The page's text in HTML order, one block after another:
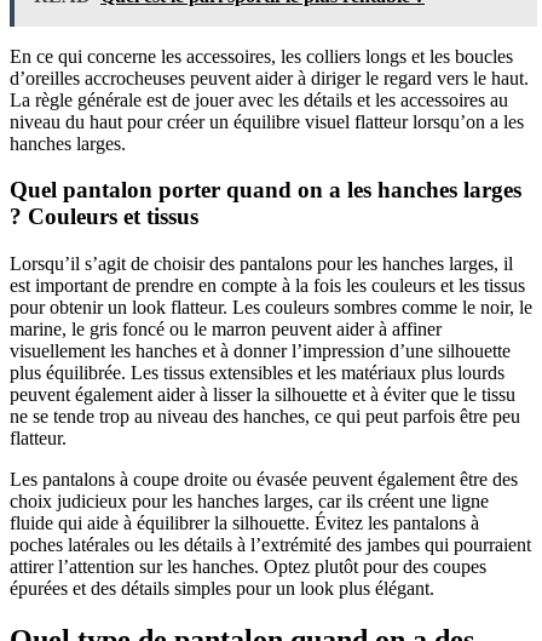
En ce qui concerne les accessoires, les colliers longs et les boucles
d’oreilles accrocheuses peuvent aider à diriger le regard vers le haut.
La règle générale est de jouer avec les détails et les accessoires au
niveau du haut pour créer un équilibre visuel flatteur lorsqu’on a les
hanches larges.
Quel pantalon porter quand on a les hanches larges
? Couleurs et tissus
Lorsqu’il s’agit de choisir des pantalons pour les hanches larges, il
est important de prendre en compte à la fois les couleurs et les tissus
pour obtenir un look flatteur. Les couleurs sombres comme le noir, le
marine, le gris foncé ou le marron peuvent aider à affiner
visuellement les hanches et à donner l’impression d’une silhouette
plus équilibrée. Les tissus extensibles et les matériaux plus lourds
peuvent également aider à lisser la silhouette et à éviter que le tissu
ne se tende trop au niveau des hanches, ce qui peut parfois être peu
flatteur.
Les pantalons à coupe droite ou évasée peuvent également être des
choix judicieux pour les hanches larges, car ils créent une ligne
fluide qui aide à équilibrer la silhouette. Évitez les pantalons à
poches latérales ou les détails à l’extrémité des jambes qui pourraient
attirer l’attention sur les hanches. Optez plutôt pour des coupes
épurées et des détails simples pour un look plus élégant.